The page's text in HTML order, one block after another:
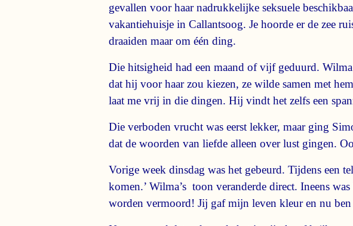
gevallen voor haar nadrukkelijke seksuele
vakantiehuisje in Callantsoog. Je hoorde er de zee
draaiden maar om één ding.
Die hitsigheid had een maand of vijf geduurd.
dat hij voor haar zou kiezen, ze wilde samen met
laat me vrij in die dingen. Hij vindt het zelfs een
Die verboden vrucht was eerst lekker, maar ging
dat de woorden van liefde alleen over lust gingen.
Vorige week dinsdag was het gebeurd. Tijdens een
komen.’ Wilma’s toon veranderde direct. Ineens
worden vermoord! Jij gaf mijn leven kleur en nu ben